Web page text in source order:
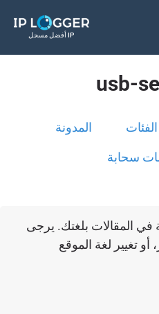
أفضل مسجل IP
usb-
المدونة الفئات
سحابة